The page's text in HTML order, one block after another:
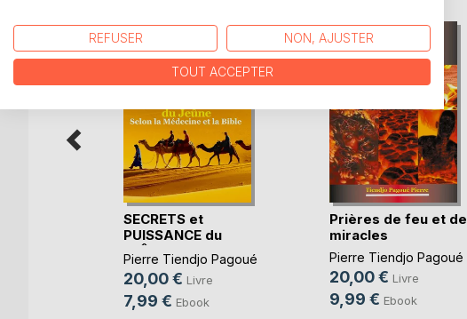
SECRETS et
PUISSANCE du
JEÛNE Selo(...)
Pierre Tiendjo Pagoué
20,00 € Livre
7,99 € Ebook
Prières de feu et de
miracles
Pierre Tiendjo Pagoué
20,00 € Livre
9,99 € Ebook
REFUSER NON, AJUSTER
TOUT ACCEPTER